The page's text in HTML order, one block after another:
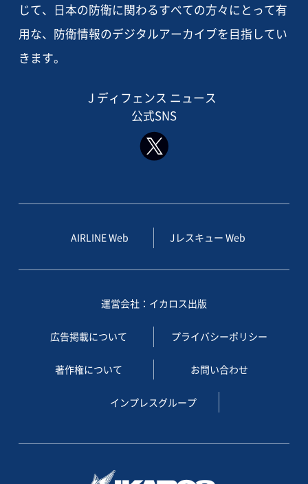
じて、日本の防衛に関わるすべての方々にとって有
用な、防衛情報のデジタルアーカイブを目指してい
きます。
J ディフェンス ニュース
公式SNS
AIRLINE Web Jレスキュー Web
運営会社：イカロス出版
広告掲載について プライバシーポリシー
著作権について お問い合わせ
インプレスグループ